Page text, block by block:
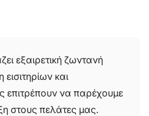
εξαιρετική ζωντανή
εισιτηρίων και
επιτρέπουν να παρέχουμε
στους πελάτες μας.